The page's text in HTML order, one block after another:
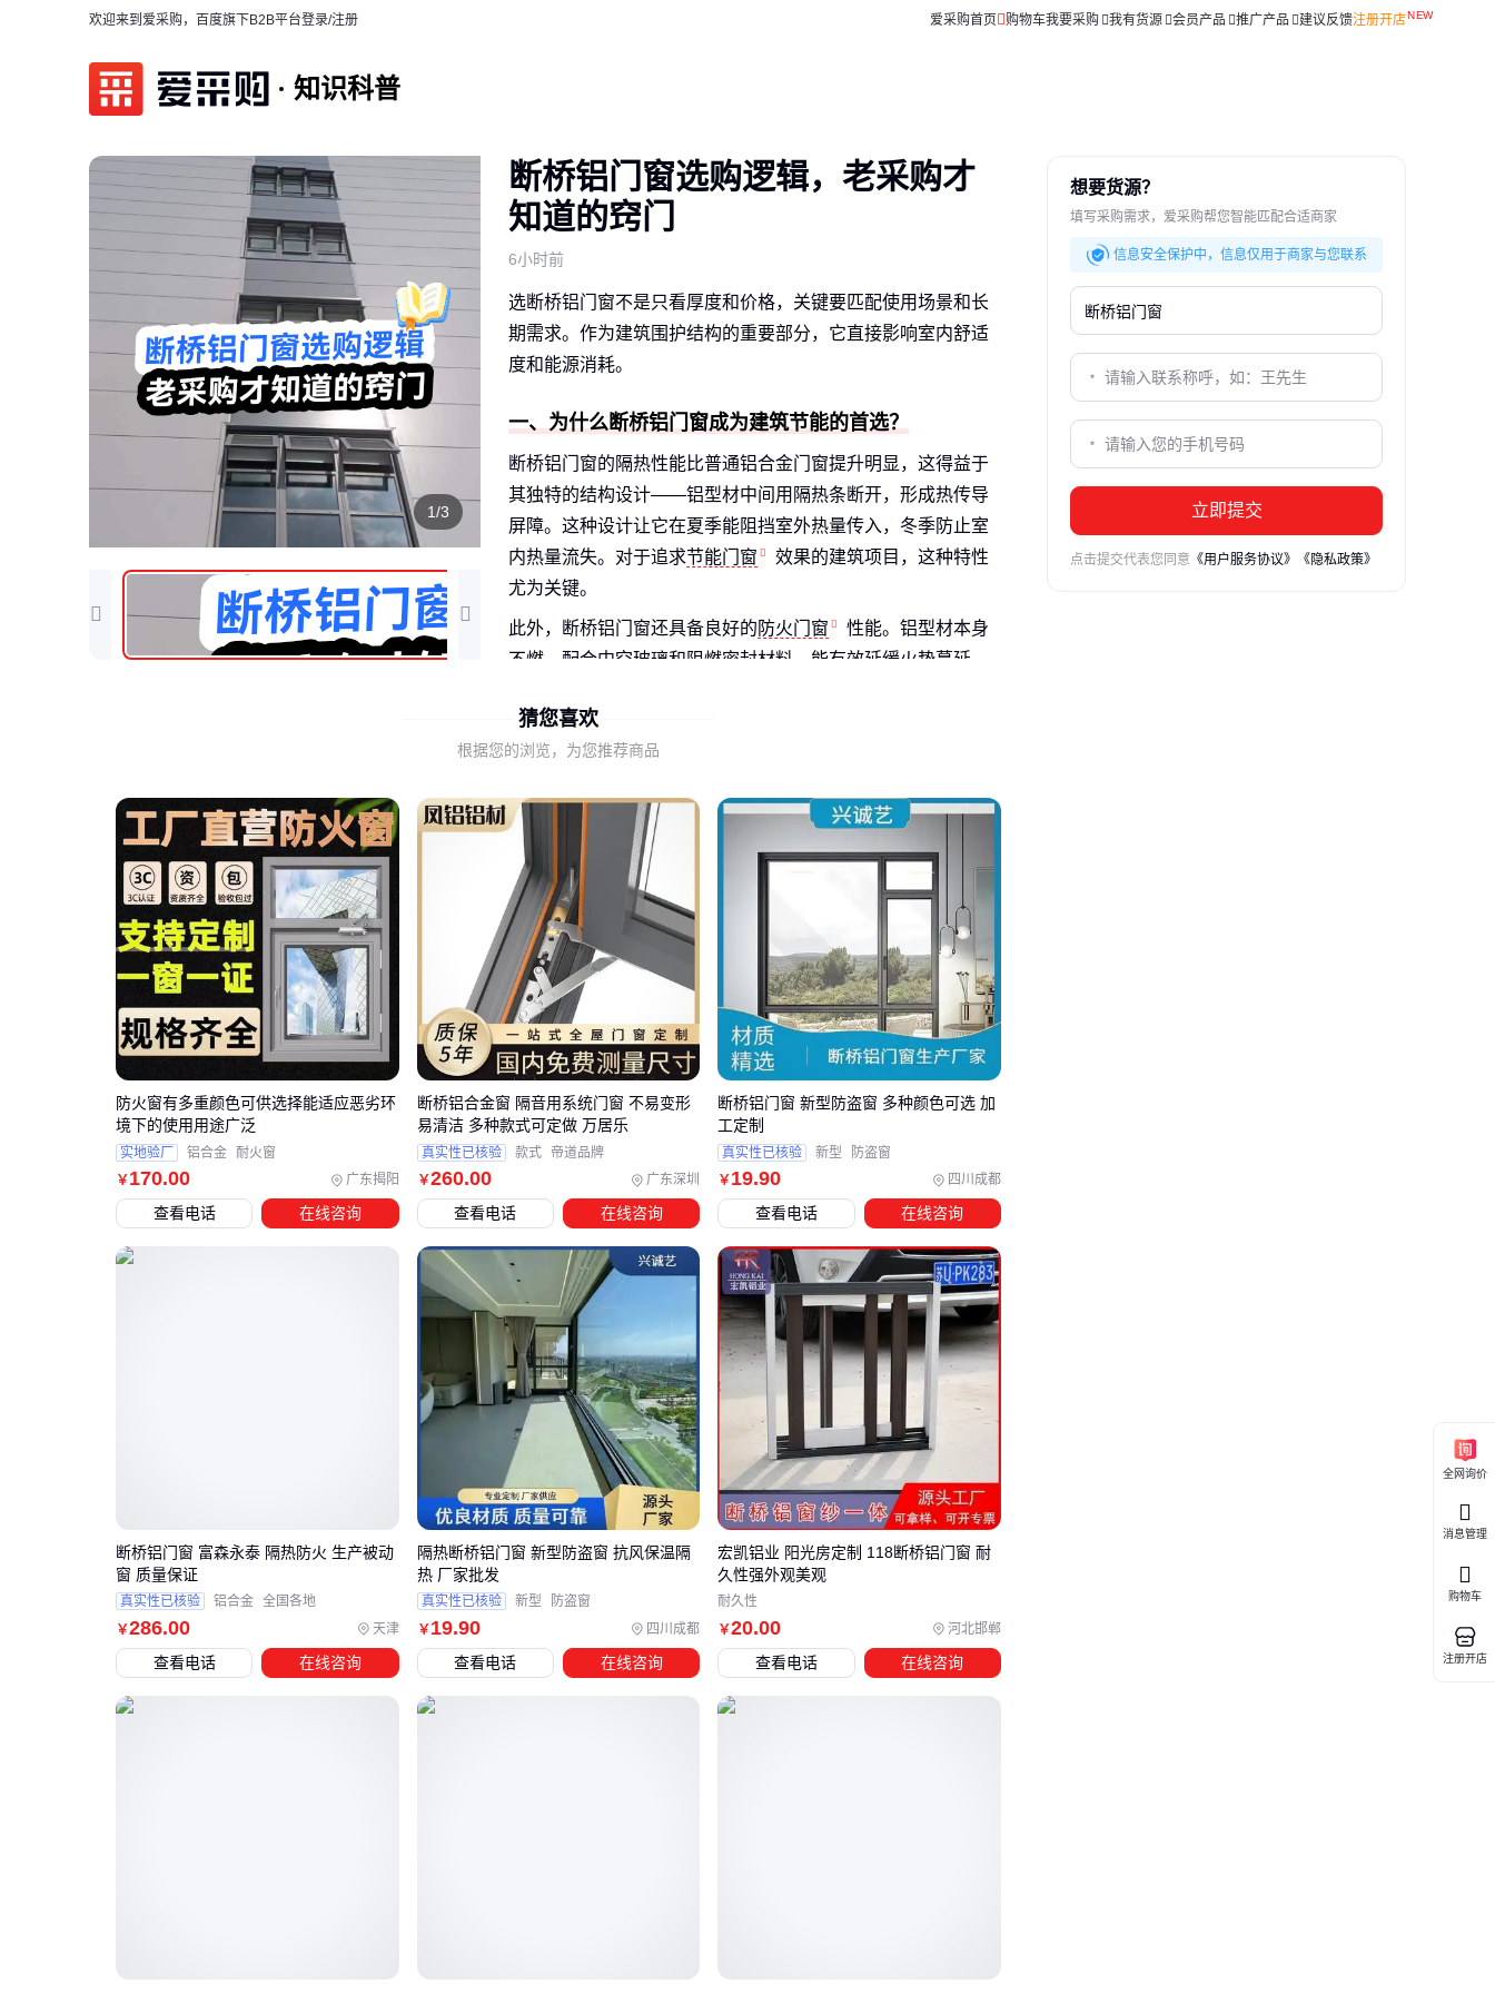
欢迎来到爱采购，百度旗下B2B平台登录/注册 爱采购首页 购物车我要采购 我有货源 会员产品 推广产品 建议反馈注册开店
知识科普
1/3
断桥铝门窗选购逻辑，老采购才
知道的窍门
6小时前
选断桥铝门窗不是只看厚度和价格，关键要匹配使用场景和长
期需求。作为建筑围护结构的重要部分，它直接影响室内舒适
度和能源消耗。
一、为什么断桥铝门窗成为建筑节能的首选？
断桥铝门窗的隔热性能比普通铝合金门窗提升明显，这得益于
其独特的结构设计——铝型材中间用隔热条断开，形成热传导
屏障。这种设计让它在夏季能阻挡室外热量传入，冬季防止室
内热量流失。对于追求节能门窗
效果的建筑项目，这种特性
尤为关键。
此外，断桥铝门窗还具备良好的 防火门窗
性能。铝型材本身
不燃，配合中空玻璃和阻燃密封材料，能有效延缓火势蔓延。
二、断桥铝门窗的核心优势在哪里？
隔音降噪：断桥结构配合中空玻璃，能有效降低30-40分贝的
噪音，特别适合临街建筑或嘈杂环境
气密防水
：多道密封设计让它的水密性和气密性表现突出，
雨天不用担心渗水问题
耐用性强
：铝型材表面经过氧化处理，抗腐蚀性能好，使用
寿命可达20年以上
对于对静音要求更高的场所，比如医院、学校或住宅区，可以
考虑 静音断桥铝门窗
，这类产品在密封结构和玻璃配置上做
了进一步优化。
三、不同场景下，断桥铝门窗如何选更合适？
：推荐 平开门窗
，密封性好且开启方便，
适合需要频繁开关的场景
可搭配金刚网纱窗，兼顾通风和防蚊
商业空间和大面积幕墙 ：推拉门窗
更合适，节省开启空间
且视野开阔
选择带防风防脱轨设计的款式，安全性更高
重型推拉门适合大面积玻璃幕墙应用
特殊环境需求：如靠近马路或机场，建议选择隔音门窗
置
三层中空玻璃+特殊密封结构效果最佳
可考虑增加通风器，保证隔音时不牺牲通风
优质的 门窗锁具
能进一步提升安全性，特别是对于低层住宅
猜您喜欢
根据您的浏览，为您推荐商品
￥ 170.00 广东揭阳
防火窗有多重颜色可供选择能适应恶劣环
境下的使用用途广泛
实地验厂 铝合金 耐火窗
查看电话 在线咨询
￥260.00 广东深圳
断桥铝合金窗 隔音用系统门窗 不易变形
易清洁 多种款式可定做 万居乐
真实性已核验 款式 帝道品牌
查看电话 在线咨询
￥ 19.90 四川成都
断桥铝门窗 新型防盗窗 多种颜色可选 加
工定制
真实性已核验 新型 防盗窗
查看电话 在线咨询
￥286.00 天津
断桥铝门窗 富森永泰 隔热防火 生产被动
窗 质量保证
真实性已核验 铝合金 全国各地
查看电话 在线咨询
￥ 19.90 四川成都
隔热断桥铝门窗 新型防盗窗 抗风保温隔
热 厂家批发
真实性已核验 新型 防盗窗
查看电话 在线咨询
￥20.00 河北邯郸
宏凯铝业 阳光房定制 118断桥铝门窗 耐
久性强外观美观
耐久性
查看电话 在线咨询
想要货源？
填写采购需求，爱采购帮您智能匹配合适商家
信息安全保护中，信息仅用于商家与您联系
立即提交
点击提交代表您同意 《用户服务协议》 《隐私政策》
全网询价
消息管理
购物车
注册开店